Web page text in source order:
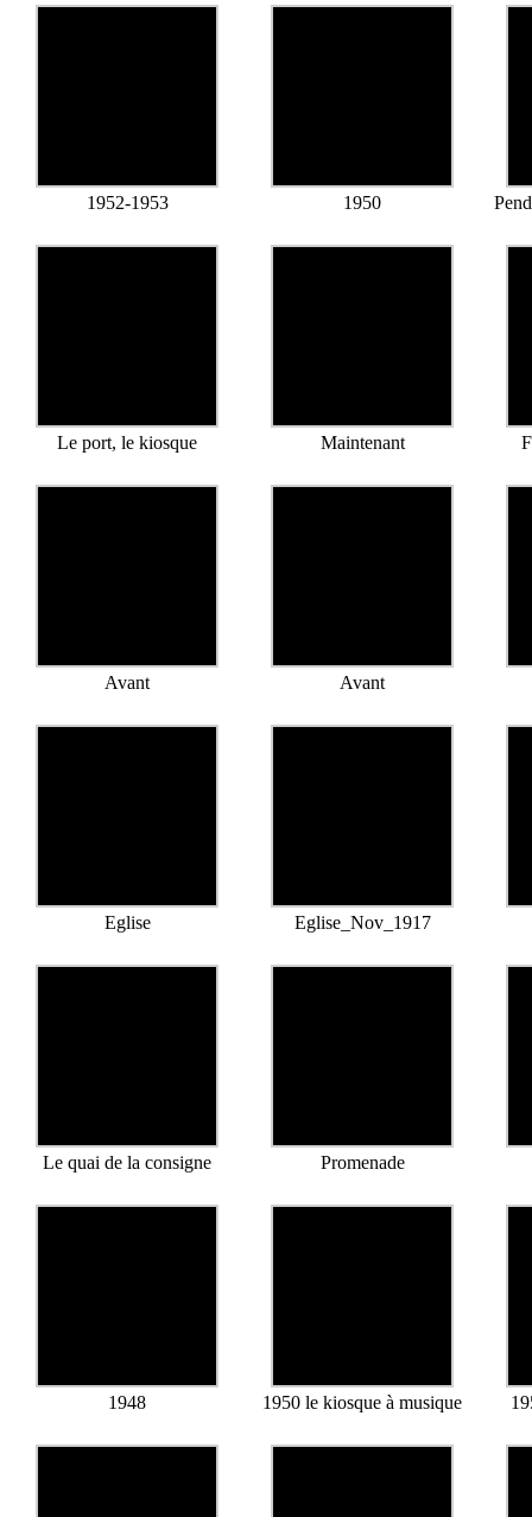
1952-1953 1950
Le port, le kiosque Maintenant
Avant Avant
Eglise Eglise_Nov_1917
Le quai de la consigne Promenade
1948 1950 le kiosque à musique